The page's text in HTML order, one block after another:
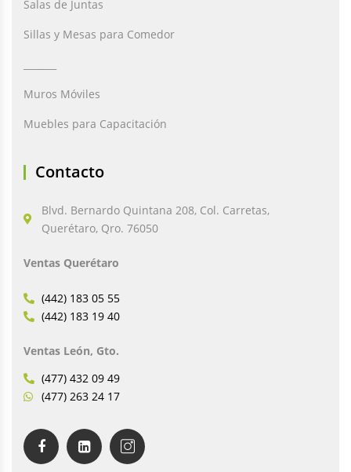
Salas de Juntas
Sillas y Mesas para Comedor
Muros Móviles
Muebles para Capacitación
Contacto
Blvd. Bernardo Quintana 208, Col. Carretas,
Querétaro, Qro. 76050
Ventas Querétaro
(442) 183 05 55
(442) 183 19 40
Ventas León, Gto.
(477) 432 09 49
(477) 263 24 17